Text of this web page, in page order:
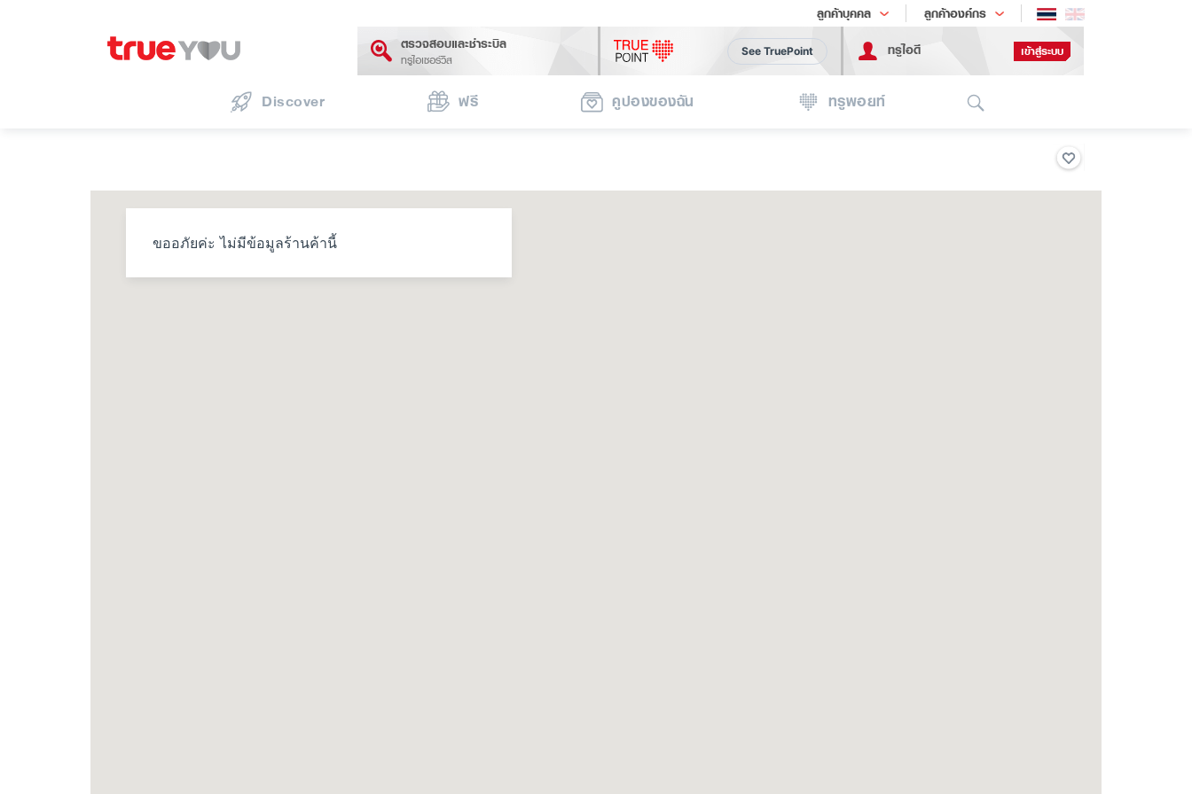
ลูกค้าบุคคล ลูกค้าองค์กร
เทรนด์เทคโนโลยี
ตรวจสอบและชำระบิล
ทรูไอเซอร์วิส
See TruePoint ทรูไอดี เข้าสู่ระบบ
Discover ฟรี คูปองของฉัน ทรูพอยท์
ขออภัยค่ะ ไม่มีข้อมูลร้านค้านี้